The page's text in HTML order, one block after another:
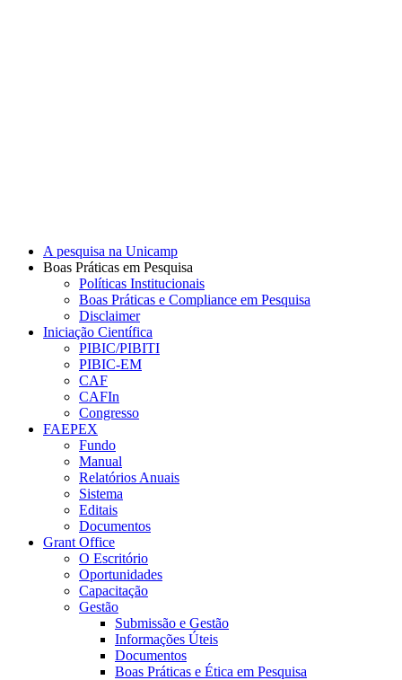
A pesquisa na Unicamp
Boas Práticas em Pesquisa
Políticas Institucionais
Boas Práticas e Compliance em Pesquisa
Disclaimer
Iniciação Científica
PIBIC/PIBITI
PIBIC-EM
CAF
CAFIn
Congresso
FAEPEX
Fundo
Manual
Relatórios Anuais
Sistema
Editais
Documentos
Grant Office
O Escritório
Oportunidades
Capacitação
Gestão
Submissão e Gestão
Informações Úteis
Documentos
Boas Práticas e Ética em Pesquisa